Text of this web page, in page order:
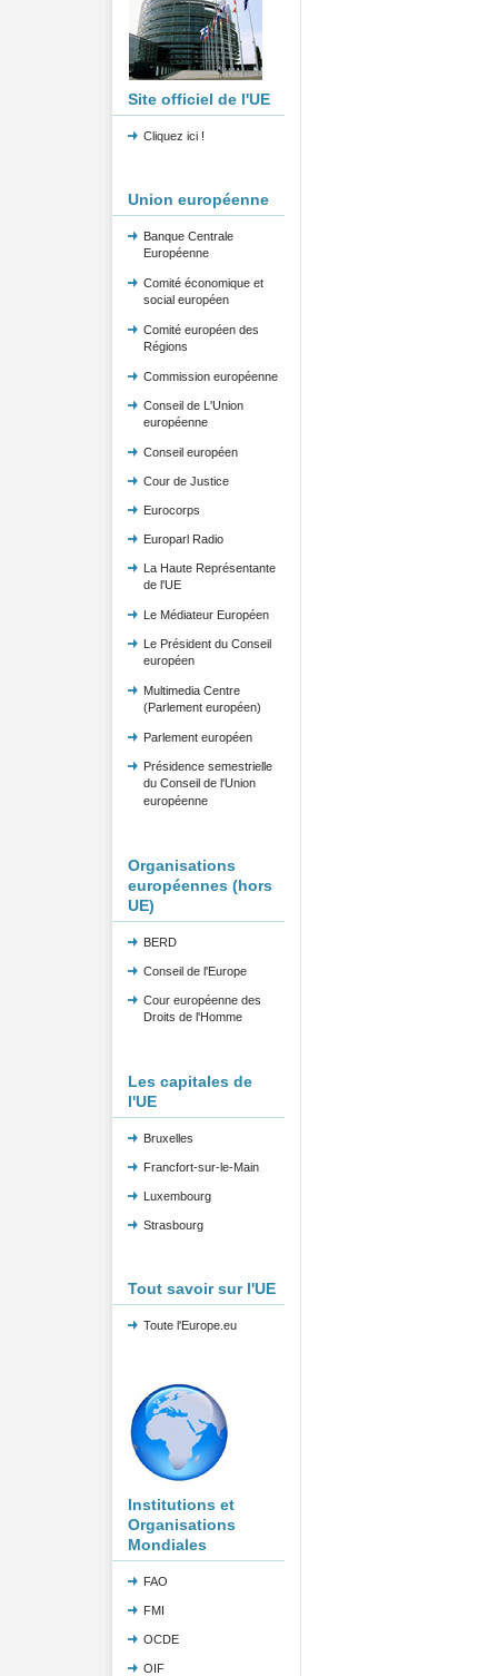
Site officiel de l'UE
Cliquez ici !
Union européenne
Banque Centrale
Européenne
Comité économique et
social européen
Comité européen des
Régions
Commission européenne
Conseil de L'Union
européenne
Conseil européen
Cour de Justice
Eurocorps
Europarl Radio
La Haute Représentante
de l'UE
Le Médiateur Européen
Le Président du Conseil
européen
Multimedia Centre
(Parlement européen)
Parlement européen
Présidence semestrielle
du Conseil de l'Union
européenne
Organisations
européennes (hors
UE)
BERD
Conseil de l'Europe
Cour européenne des
Droits de l'Homme
Les capitales de
l'UE
Bruxelles
Francfort-sur-le-Main
Luxembourg
Strasbourg
Tout savoir sur l'UE
Toute l'Europe.eu
Institutions et
Organisations
Mondiales
FAO
FMI
OCDE
OIF